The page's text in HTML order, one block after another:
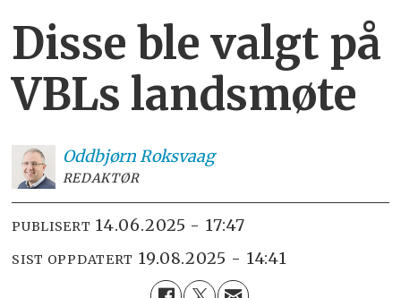
Disse ble valgt på
VBLs landsmøte
Oddbjørn Roksvaag
REDAKTØR
PUBLISERT 14.06.2025 - 17:47
SIST OPPDATERT 19.08.2025 - 14:41